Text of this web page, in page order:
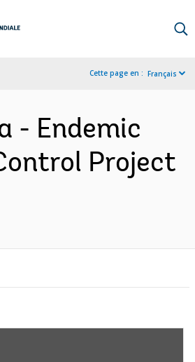
Cette page en : Français
- Endemic
Project